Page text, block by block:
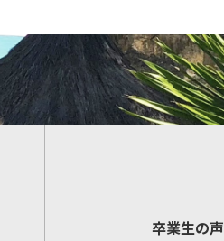
卒業生の声